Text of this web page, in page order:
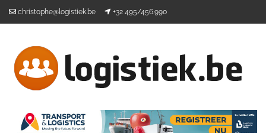
christophe@logistiek.be +32 495/456.990